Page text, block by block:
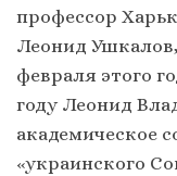
профессор
Леонид
февраля этого
году Леонид
академическое
«украинского